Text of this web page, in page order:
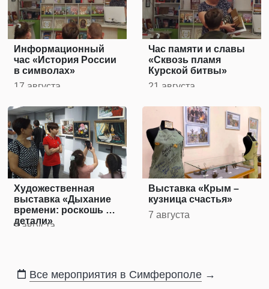
Информационный
час «История России
в символах»
17 августа
Час памяти и славы
«Сквозь пламя
Курской битвы»
21 августа
Художественная
выставка «Дыхание
времени: роскошь и
детали»
9 августа
Выставка «Крым –
кузница счастья»
7 августа
Все мероприятия в Симферополе →